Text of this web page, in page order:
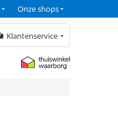
Onze shops
Klantenservice